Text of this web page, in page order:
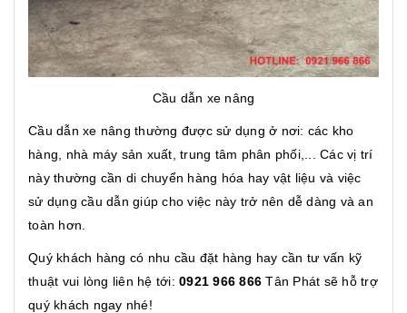
Cầu dẫn xe nâng
Cầu dẫn xe nâng thường được sử dụng ở nơi: các kho
hàng, nhà máy sản xuất, trung tâm phân phối,... Các vị trí
này thường cần di chuyển hàng hóa hay vật liệu và việc
sử dụng cầu dẫn giúp cho việc này trở nên dễ dàng và an
toàn hơn.
Quý khách hàng có nhu cầu đặt hàng hay cần tư vấn kỹ
thuật vui lòng liên hệ tới: 0921 966 866Tân Phát sẽ hỗ trợ
quý khách ngay nhé!